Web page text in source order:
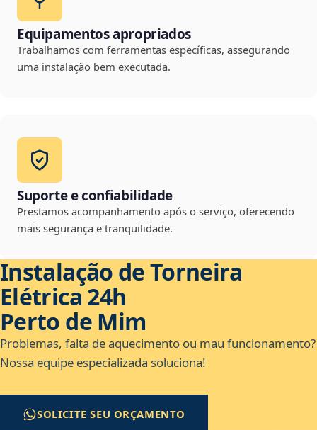
Equipamentos apropriados
Trabalhamos com ferramentas específicas, assegurando
uma instalação bem executada.
Suporte e confiabilidade
Prestamos acompanhamento após o serviço, oferecendo
mais segurança e tranquilidade.
Instalação de Torneira
Elétrica 24h
Perto de Mim
Problemas, falta de aquecimento ou mau funcionamento?
Nossa equipe especializada soluciona!
SOLICITE SEU ORÇAMENTO